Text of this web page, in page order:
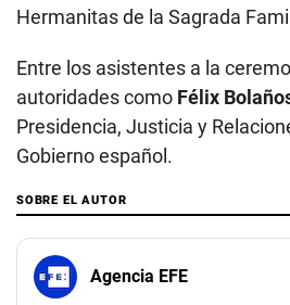
Hermanitas de la Sagrada
Entre los asistentes a la
autoridades como Félix
Presidencia, Justicia y
Gobierno español.
SOBRE EL AUTOR
Agencia EFE